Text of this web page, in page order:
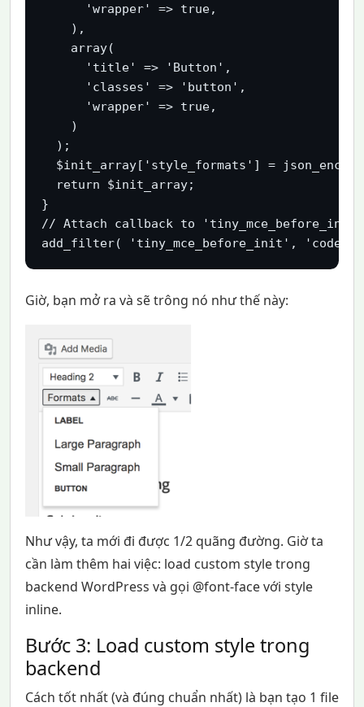
      'wrapper' => true,
    ),
    array(
      'title' => 'Button',
      'classes' => 'button',
      'wrapper' => true,
    )
  );
$init_array['style_formats'] =
  return $init_array;
}
// Attach callback to
add_filter( 'tiny_mce_before_init',
Giờ, bạn mở ra và sẽ trông nó như thế này:
Như vậy, ta mới đi được 1/2 quãng đường. Giờ ta
cần làm thêm hai việc: load custom style trong
backend WordPress và gọi @font-face với style
inline.
Bước 3: Load custom style trong
backend
Cách tốt nhất (và đúng chuẩn nhất) là bạn tạo 1 file